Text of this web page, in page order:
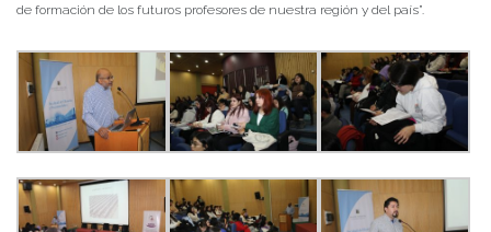
de formación de los futuros profesores de nuestra región y del país”.